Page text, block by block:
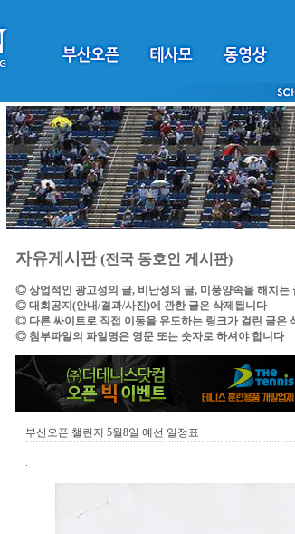
자유게시판(전국 동호인 게시판)
◎ 상업적인 광고성의 글, 비난성의 글, 미풍양속을 해치는
◎ 대회공지(안내/결과/사진)에 관한 글은 삭제됩니다
◎ 다른 싸이트로 직접 이동을 유도하는 링크가 걸린 글은
◎ 첨부파일의 파일명은 영문 또는 숫자로 하셔야 합니다
부산오픈 챌린저 5월8일 예선 일정표
.